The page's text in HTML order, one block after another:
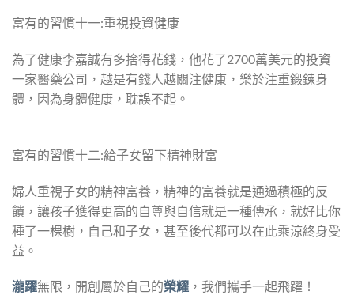
富有的習慣十一:重視投資健康
為了健康李嘉誠有多捨得花錢，他花了2700萬美元的投資
一家醫藥公司，越是有錢人越關注健康，樂於注重鍛鍊身
體，因為身體健康，耽誤不起。
富有的習慣十二:給子女留下精神財富
婦人重視子女的精神富養，精神的富養就是通過積極的反
饋，讓孩子獲得更高的自尊與自信就是一種傳承，就好比你
種了一棵樹，自己和子女，甚至後代都可以在此乘涼終身受
益。
瀧躍無限，開創屬於自己的榮耀 ，我們攜手一起飛躍！